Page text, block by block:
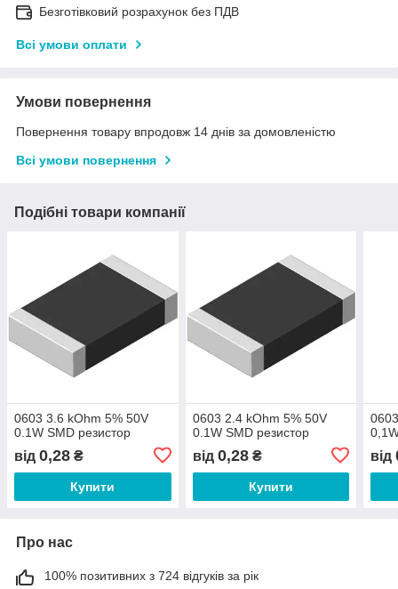
Безготівковий розрахунок без ПДВ
Всі умови оплати
Умови повернення
Повернення товару впродовж 14 днів за домовленістю
Всі умови повернення
Подібні товари компанії
0603 3.6 kOhm 5% 50V
0.1W SMD резистор
від 0,28 ₴
Купити
0603 2.4 kOhm 5% 50V
0.1W SMD резистор
від 0,28₴
Купити
від
Про нас
100% позитивних з 724 відгуків за рік